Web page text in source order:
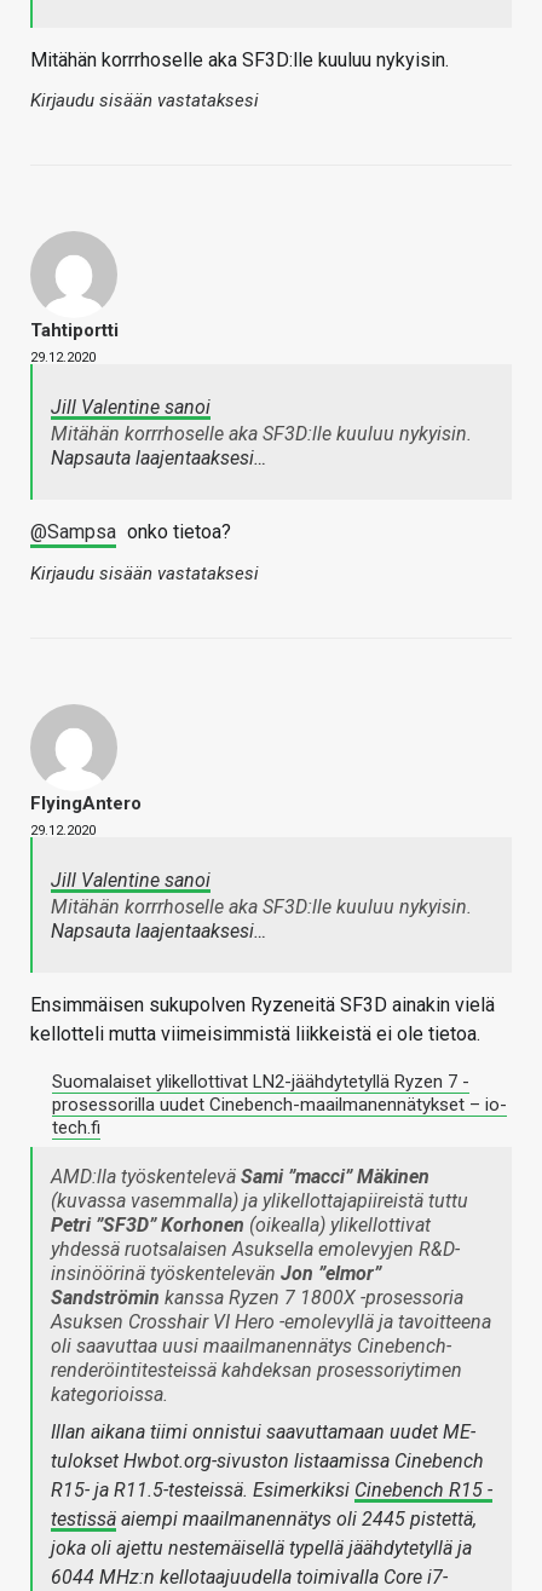
Mitähän korrrhoselle aka SF3D:lle kuuluu nykyisin.
Kirjaudu sisään vastataksesi
Tahtiportti
29.12.2020
Jill Valentine sanoi
Mitähän korrrhoselle aka SF3D:lle kuuluu nykyisin.
Napsauta laajentaaksesi…
@Sampsa onko tietoa?
Kirjaudu sisään vastataksesi
FlyingAntero
29.12.2020
Jill Valentine sanoi
Mitähän korrrhoselle aka SF3D:lle kuuluu nykyisin.
Napsauta laajentaaksesi…
Ensimmäisen sukupolven Ryzeneitä SF3D ainakin vielä
kellotteli mutta viimeisimmistä liikkeistä ei ole tietoa.
Suomalaiset ylikellottivat LN2-jäähdytetyllä Ryzen 7 -
prosessorilla uudet Cinebench-maailmanennätykset – io-
tech.fi
AMD:lla työskentelevä Sami ”macci” Mäkinen
(kuvassa vasemmalla) ja ylikellottajapiireistä tuttu
Petri ”SF3D” Korhonen (oikealla) ylikellottivat
yhdessä ruotsalaisen Asuksella emolevyjen R&D-
insinöörinä työskentelevän Jon ”elmor”
Sandströmin kanssa Ryzen 7 1800X -prosessoria
Asuksen Crosshair VI Hero -emolevyllä ja tavoitteena
oli saavuttaa uusi maailmanennätys Cinebench-
renderöintitesteissä kahdeksan prosessoriytimen
kategorioissa.
Illan aikana tiimi onnistui saavuttamaan uudet ME-
tulokset Hwbot.org-sivuston listaamissa Cinebench
R15- ja R11.5-testeissä. Esimerkiksi Cinebench R15 -
testissä aiempi maailmanennätys oli 2445 pistettä,
joka oli ajettu nestemäisellä typellä jäähdytetyllä ja
6044 MHz:n kellotaajuudella toimivalla Core i7-